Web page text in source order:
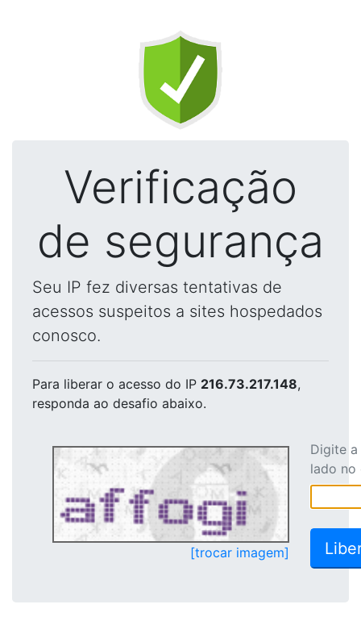
Verificação
de segurança
Seu IP fez diversas tentativas de
acessos suspeitos a sites hospedados
conosco.
Para liberar o acesso do IP 216.73.217.148,
responda ao desafio abaixo.
[trocar imagem]
Digite
lado no